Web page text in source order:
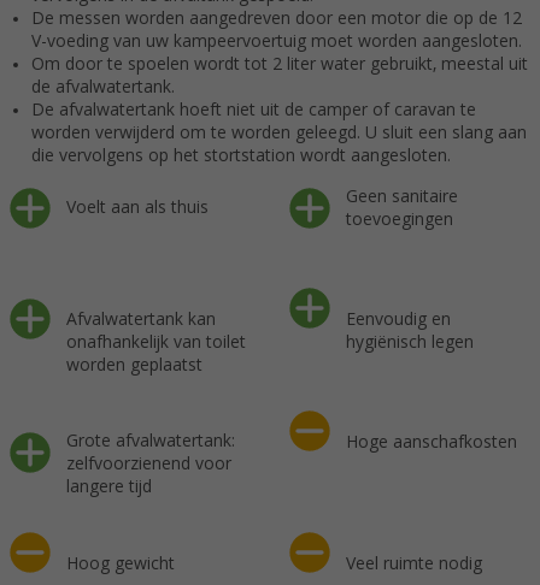
De messen worden aangedreven door een motor die op de 12
V-voeding van uw kampeervoertuig moet worden aangesloten.
Om door te spoelen wordt tot 2 liter water gebruikt, meestal uit
de afvalwatertank.
De afvalwatertank hoeft niet uit de camper of caravan te
worden verwijderd om te worden geleegd. U sluit een slang aan
die vervolgens op het stortstation wordt aangesloten.
Voelt aan als thuis
Geen sanitaire
toevoegingen
Afvalwatertank kan
onafhankelijk van toilet
worden geplaatst
Eenvoudig en
hygiënisch legen
Grote afvalwatertank:
zelfvoorzienend voor
langere tijd
Hoge aanschafkosten
Hoog gewicht Veel ruimte nodig